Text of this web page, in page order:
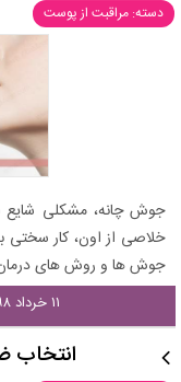
دسته: مراقبت از پوست
جوش چانه، مشکلی شایع
خلاصی از اون، کار سختی
جوش ها و روش های درمان
۱۱ خرداد ۱۳۹۸ - ۱۲:۰۲
انتخاب